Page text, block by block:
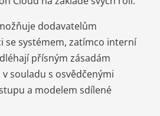
dodavatelům
se systémem, zatímco interní
přísným zásadám
souladu s osvědčenými
a modelem sdílené